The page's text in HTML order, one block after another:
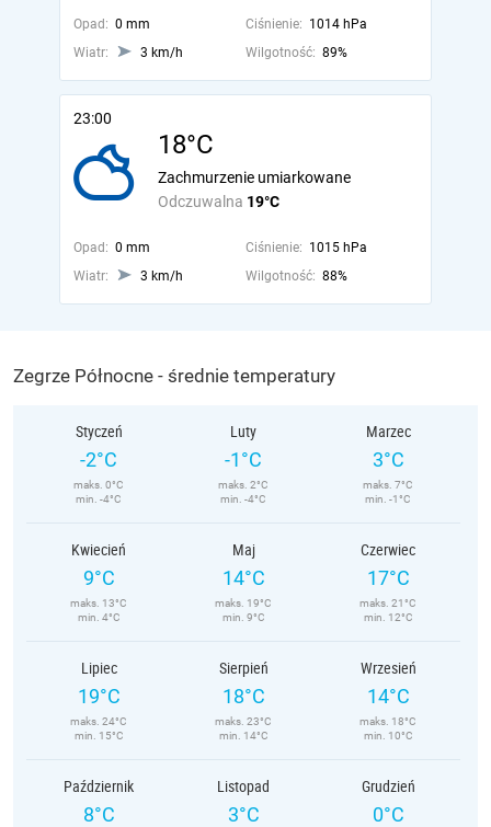
Opad: 0 mm Ciśnienie: 1014 hPa
Wiatr:
3 km/h Wilgotność: 89%
23:00
18°C
Odczuwalna 19°C
Zachmurzenie umiarkowane
Opad: 0 mm Ciśnienie: 1015 hPa
Wiatr:
3 km/h Wilgotność: 88%
Zegrze Północne - średnie temperatury
Styczeń
-2°C
maks. 0°C
min. -4°C
Luty
-1°C
maks. 2°C
min. -4°C
Marzec
3°C
maks. 7°C
min. -1°C
Kwiecień
9°C
maks. 13°C
min. 4°C
Maj
14°C
maks. 19°C
min. 9°C
Czerwiec
17°C
maks. 21°C
min. 12°C
Lipiec
19°C
maks. 24°C
min. 15°C
Sierpień
18°C
maks. 23°C
min. 14°C
Wrzesień
14°C
maks. 18°C
min. 10°C
Październik
8°C
Listopad
3°C
Grudzień
0°C